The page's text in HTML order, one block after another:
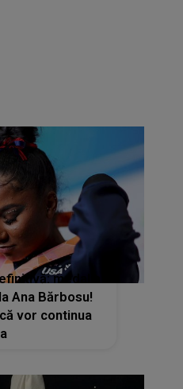
medalia
Ana Bărbosu!
vor continua